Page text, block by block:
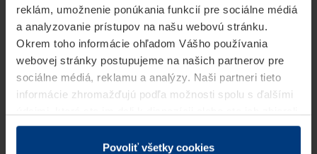
reklám, umožnenie ponúkania funkcií pre sociálne médiá
a analyzovanie prístupov na našu webovú stránku.
Okrem toho informácie ohľadom Vášho používania
webovej stránky postupujeme na našich partnerov pre
sociálne médiá, reklamu a analýzy. Naši partneri tieto
informácie zhromažďujú podľa možnosti spolu s ďalšími
v rámci Vášho využívania služieb.
Z právneho hľadiska môžeme cookies ukladať na Vašom
Povoliť všetky cookies